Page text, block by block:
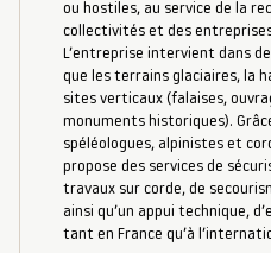
ou hostiles, au service de la
collectivités et des
L’entreprise intervient dans
que les terrains glaciaires, la
sites verticaux (falaises,
monuments historiques).
spéléologues, alpinistes et
propose des services de
travaux sur corde, de
ainsi qu’un appui technique,
tant en France qu’à